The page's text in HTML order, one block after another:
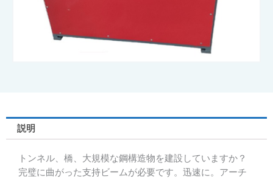
説明
トンネル、橋、大規模な鋼構造物を建設していますか？
完璧に曲がった支持ビームが必要です。迅速に。アーチ